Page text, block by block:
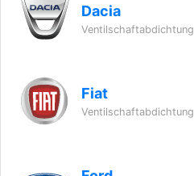
Dacia
Ventilschaftabdichtung
Fiat
Ventilschaftabdichtung